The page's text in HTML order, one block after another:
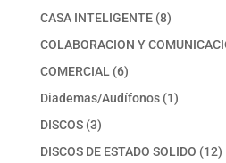
CASA INTELIGENTE 88
productos
COLABORACION Y
COMERCIAL 66
productos
Diademas/Audífonos 11
DISCOS 33
productos
DISCOS DE ESTADO SOLIDO 1212